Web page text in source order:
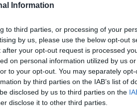
Information
to third parties, or processing of your
by us, please use the below opt-out
your opt-out request is processed
on personal information utilized by us
to your opt-out. You may separately
by third parties on the IAB’s list of
disclosed by us to third parties on the
disclose it to other third parties.
amely március 13-án
közelsége és biztonsága a
a zenét, és alapítványt hoz
menedékhelyeket hoz létre
hétfőig 352 civil halt meg
is szerepel.